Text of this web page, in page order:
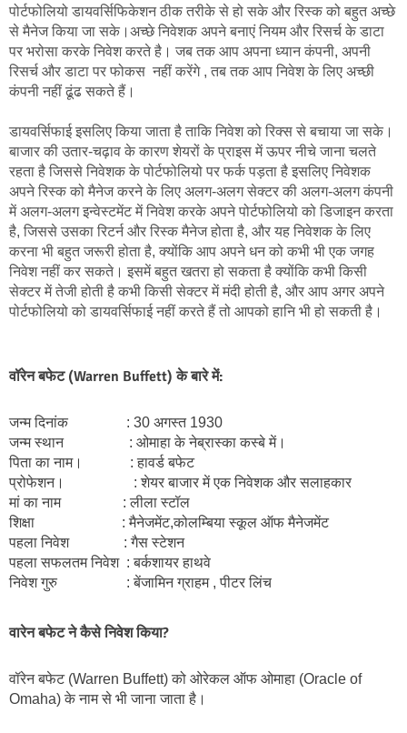
पोर्टफोलियो डायवर्सिफिकेशन ठीक तरीके से हो सके और रिस्क को बहुत अच्छे
से मैनेज किया जा सके।अच्छे निवेशक अपने बनाएं नियम और रिसर्च के डाटा
पर भरोसा करके निवेश करते है। जब तक आप अपना ध्यान कंपनी, अपनी
रिसर्च और डाटा पर फोकस  नहीं करेंगे , तब तक आप निवेश के लिए अच्छी
कंपनी नहीं ढूंढ सकते हैं।
डायवर्सिफाई इसलिए किया जाता है ताकि निवेश को रिक्स से बचाया जा सके।
बाजार की उतार-चढ़ाव के कारण शेयरों के प्राइस में ऊपर नीचे जाना चलते
रहता है जिससे निवेशक के पोर्टफोलियो पर फर्क पड़ता है इसलिए निवेशक
अपने रिस्क को मैनेज करने के लिए अलग-अलग सेक्टर की अलग-अलग कंपनी
में अलग-अलग इन्वेस्टमेंट में निवेश करके अपने पोर्टफोलियो को डिजाइन करता
है, जिससे उसका रिटर्न और रिस्क मैनेज होता है, और यह निवेशक के लिए
करना भी बहुत जरूरी होता है, क्योंकि आप अपने धन को कभी भी एक जगह
निवेश नहीं कर सकते। इसमें बहुत खतरा हो सकता है क्योंकि कभी किसी
सेक्टर में तेजी होती है कभी किसी सेक्टर में मंदी होती है, और आप अगर अपने
पोर्टफोलियो को डायवर्सिफाई नहीं करते हैं तो आपको हानि भी हो सकती है।
वॉरेन बफेट (Warren Buffett) के बारे में:
जन्म दिनांक                : 30 अगस्‍त 1930
जन्म स्थान                  : ओमाहा के नेब्रास्‍का कस्‍बे में।
पिता का नाम।             : हावर्ड बफेट
प्रोफेशन।                   : शेयर बाजार में एक निवेशक और सलाहकार
मां का नाम                 : लीला स्‍टॉल
शिक्षा                        : मैनेजमेंट,कोलम्बिया स्‍कूल ऑफ मैनेजमेंट
पहला निवेश               : गैस स्टेशन
पहला सफलतम निवेश  : बर्कशायर हाथवे
निवेश गुरु                   : बेंजामिन ग्राहम , पीटर लिंच
वारेन बफेट ने कैसे निवेश किया?
वॉरेन बफेट (Warren Buffett) को ओरेकल ऑफ ओमाहा (Oracle of
Omaha) के नाम से भी जाना जाता है।